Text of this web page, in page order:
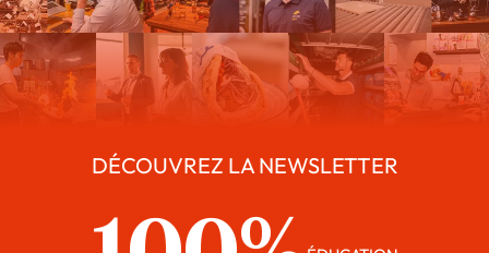
DÉCOUVREZ LA NEWSLETTER